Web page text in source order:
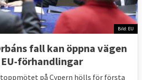
Bild: EU
fall kan öppna vägen
förhandlingar
på Cypern hölls för första